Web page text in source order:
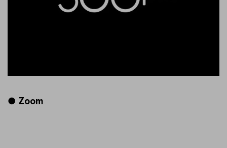
● Zoom